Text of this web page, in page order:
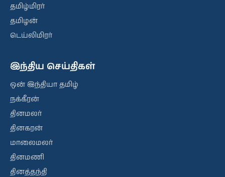
தமிழ்மிரர்
தமிழன்
டெய்லிமிரர்
இந்திய செய்திகள்
ஒன் இந்தியா தமிழ்
நக்கீரன்
தினமலர்
தினகரன்
மாலைமலர்
தினமணி
தினத்தந்தி